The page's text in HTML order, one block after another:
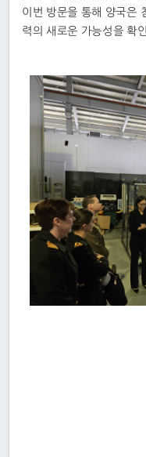
이번 방문을 통해 양국은
력의 새로운 가능성을 확